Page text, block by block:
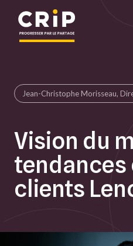
Jean-Christophe Morisseau,
Vision du
tendances
clients